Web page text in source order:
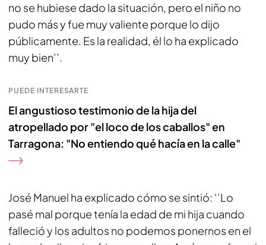
no se hubiese dado la situación, pero el niño no
pudo más y fue muy valiente porque lo dijo
públicamente. Es la realidad, él lo ha explicado
muy bien’’.
PUEDE INTERESARTE
El angustioso testimonio de la hija del
atropellado por "el loco de los caballos" en
Tarragona: "No entiendo qué hacía en la calle"
José Manuel ha explicado cómo se sintió: ‘’Lo
pasé mal porque tenía la edad de mi hija cuando
falleció y los adultos no podemos ponernos en el